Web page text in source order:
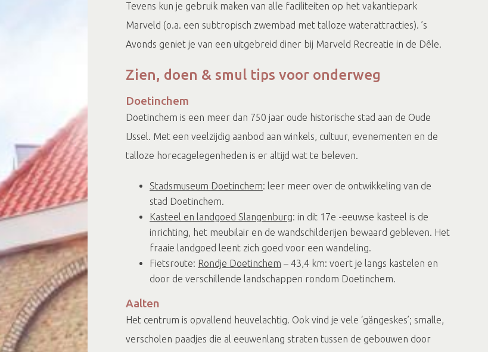
Tevens kun je gebruik maken van alle faciliteiten op het vakantiepark
Marveld (o.a. een subtropisch zwembad met talloze waterattracties). ’s
Avonds geniet je van een uitgebreid diner bij Marveld Recreatie in de Dêle.
Zien, doen & smul tips voor onderweg
Doetinchem
Doetinchem is een meer dan 750 jaar oude historische stad aan de Oude
IJssel. Met een veelzijdig aanbod aan winkels, cultuur, evenementen en de
talloze horecagelegenheden is er altijd wat te beleven.
Stadsmuseum Doetinchem: leer meer over de ontwikkeling van de
stad Doetinchem.
Kasteel en landgoed Slangenburg: in dit 17e -eeuwse kasteel is de
inrichting, het meubilair en de wandschilderijen bewaard gebleven. Het
fraaie landgoed leent zich goed voor een wandeling.
Fietsroute: Rondje Doetinchem – 43,4 km: voert je langs kastelen en
door de verschillende landschappen rondom Doetinchem.
Aalten
Het centrum is opvallend heuvelachtig. Ook vind je vele ‘gängeskes’; smalle,
verscholen paadjes die al eeuwenlang straten tussen de gebouwen door